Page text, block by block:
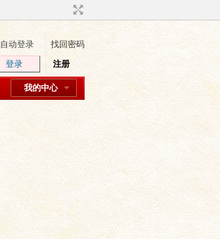
自动登录
找回密码
登录 注册
我的中心